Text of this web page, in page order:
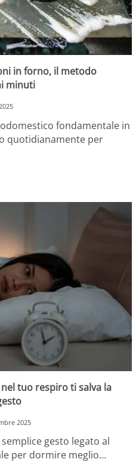
in forno, il metodo
minuti
fondamentale in
quotidianamente per
tuo respiro ti salva la
2025
gesto legato al
per dormire meglio…